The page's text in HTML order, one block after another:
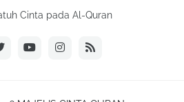
Cinta pada Al-Quran